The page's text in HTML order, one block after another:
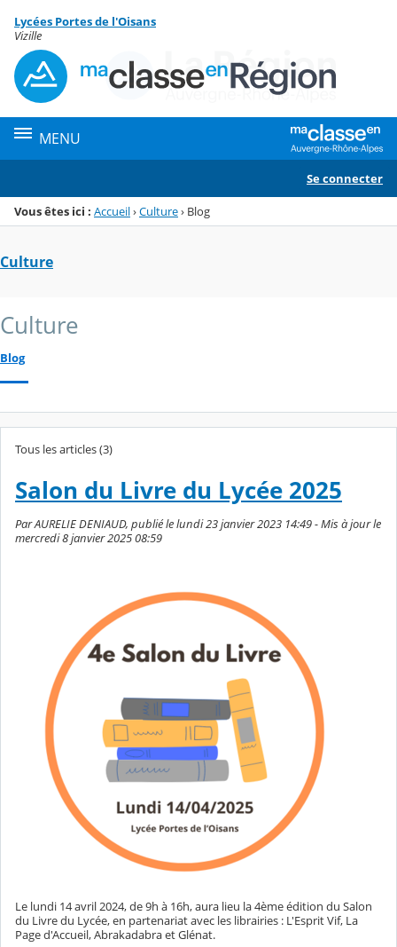
Menu de la rubrique
Contenu
Lycées Portes de l'Oisans
Vizille
MENU
Se connecter
Vous êtes ici : Accueil›Culture› Blog
Culture
Culture
Blog
Tous les articles (3)
Salon du Livre du Lycée 2025
Par AURELIE DENIAUD, publié le lundi 23 janvier 2023 14:49 - Mis à jour le
mercredi 8 janvier 2025 08:59
Le lundi 14 avril 2024, de 9h à 16h, aura lieu la 4ème édition du Salon
du Livre du Lycée, en partenariat avec les librairies : L'Esprit Vif, La
Page d'Accueil, Abrakadabra et Glénat.